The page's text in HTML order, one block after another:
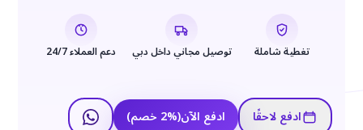
تغطية شاملة توصيل مجاني داخل دبي دعم العملاء 24/7
ادفع لاحقًا ادفع الآن(
2% خصم)